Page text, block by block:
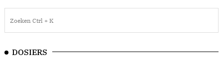
DOSIERS